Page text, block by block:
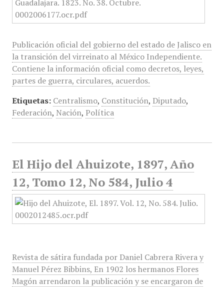
Publicación oficial del gobierno del estado de Jalisco en
la transición del virreinato al México Independiente.
Contiene la información oficial como decretos, leyes,
partes de guerra, circulares, acuerdos.
Etiquetas: Centralismo, Constitución, Diputado,
Federación, Nación, Política
El Hijo del Ahuizote, 1897, Año
12, Tomo 12, No 584, Julio 4
Revista de sátira fundada por Daniel Cabrera Rivera y
Manuel Pérez Bibbins, En 1902 los hermanos Flores
Magón arrendaron la publicación y se encargaron de